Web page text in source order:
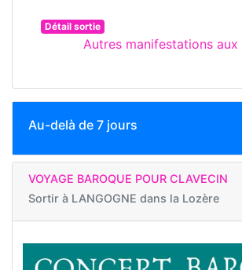
Détail sortie
Autres manifestations
Au-delà de 7 jours
VOYAGE BAROQUE POUR CLAVECIN
Sortir à LANGOGNE dans la Lozère